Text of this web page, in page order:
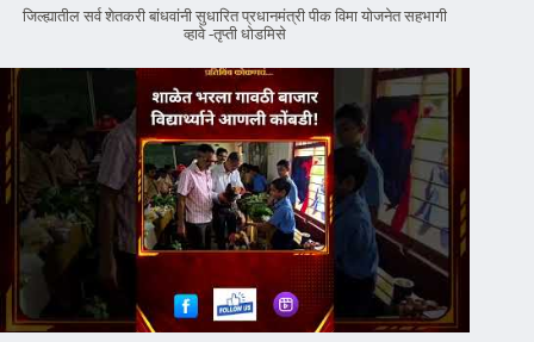
जिल्ह्यातील सर्व शेतकरी बांधवांनी सुधारित प्रधानमंत्री पीक विमा योजनेत सहभागी
व्हावे -तृप्ती धोडमिसे